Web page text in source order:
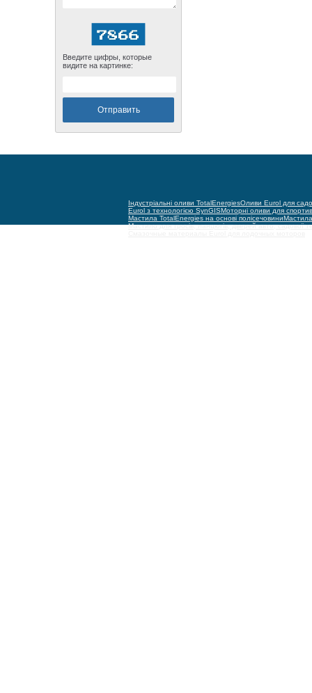
Введите цифры, которые
видите на картинке:
Індустріальні оливи TotalEnergiesОливи Eurol для
Eurol з технологією SynGISМоторні оливи для
Мастила TotalEnergies на основі полісечовини
Мастило для тросів, ланцюгів, дверей авто, садової